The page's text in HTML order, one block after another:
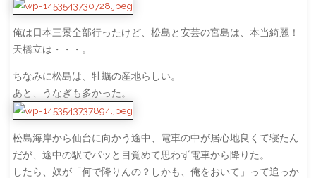
俺は日本三景全部行ったけど、松島と安芸の宮島は、本当綺麗！
天橋立は・・・。
ちなみに松島は、牡蠣の産地らしい。
あと、うなぎも多かった。
松島海岸から仙台に向かう途中、電車の中が居心地良くて寝たん
だが、途中の駅でパッと目覚めて思わず電車から降りた。
したら、奴が「何で降りんの？しかも、俺をおいて」って追っか